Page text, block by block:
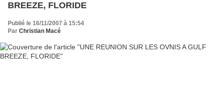
BREEZE, FLORIDE
Publié le 16/11/2007 à 15:54
Par Christian Macé